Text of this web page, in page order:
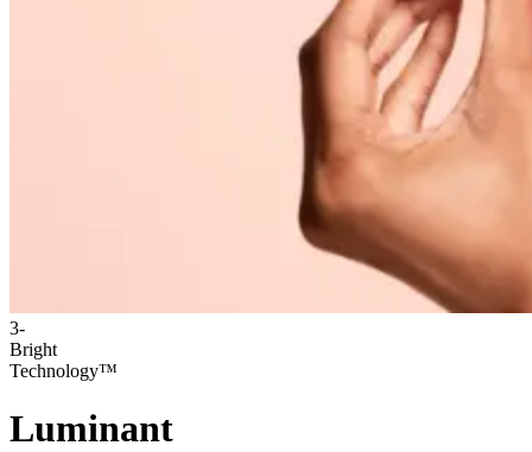
3-
Bright
Technology™
Luminant